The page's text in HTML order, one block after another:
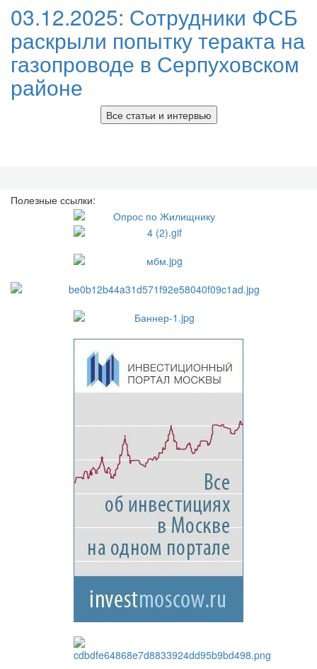
03.12.2025: Сотрудники ФСБ
раскрыли попытку теракта на
газопроводе в Серпуховском
районе
Все статьи и интервью
Полезные ссылки: